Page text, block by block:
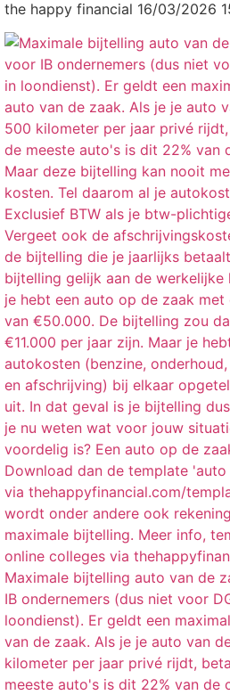
the happy financial 16/03/2026
Maximale bijtelling auto van de
IB ondernemers (dus niet voor
loondienst). Er geldt een
van de zaak. Als je je auto van
kilometer per jaar privé rijdt,
meeste auto's is dit 22% van de